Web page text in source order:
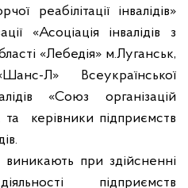
реабілітації інвалідів»
«Асоціація інвалідів з
«Лебедія» м.Луганськ,
Л» Всеукраїнської
«Союз організацій
та
керівники підприємств
виникають при здійсненні
підприємств